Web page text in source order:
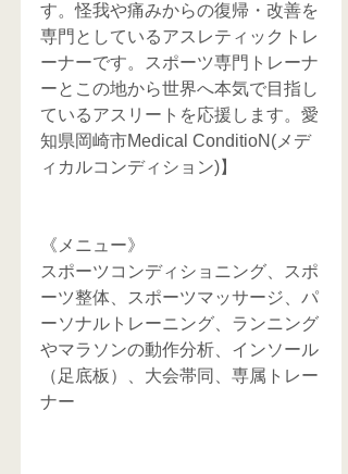
す。怪我や痛みからの復帰・改善を
専門としているアスレティックトレ
ーナーです。スポーツ専門トレーナ
ーとこの地から世界へ本気で目指し
ているアスリートを応援します。愛
知県岡崎市Medical ConditioN(メデ
ィカルコンディション)】
《メニュー》
スポーツコンディショニング、スポ
ーツ整体、スポーツマッサージ、パ
ーソナルトレーニング、ランニング
やマラソンの動作分析、インソール
（足底板）、大会帯同、専属トレー
ナー